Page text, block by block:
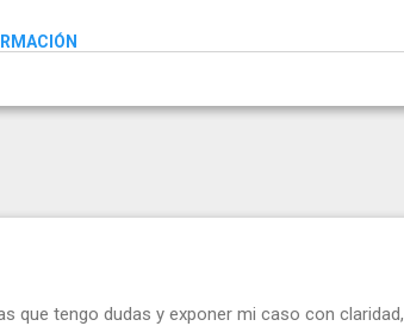
que tengo dudas y exponer mi caso con claridad,